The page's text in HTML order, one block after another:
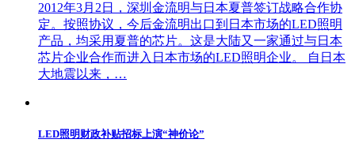
2012年3月2日，深圳金流明与日本夏普签订战略合作协
定。按照协议，今后金流明出口到日本市场的LED照明
产品，均采用夏普的芯片。这是大陆又一家通过与日本
芯片企业合作而进入日本市场的LED照明企业。 自日本
大地震以来，…
LED照明财政补贴招标上演“神价论”